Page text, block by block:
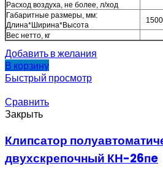
Расход воздуха, не более, л/ход
Габаритные размеры, мм:
Длина*Ширина*Высота
Вес нетто, кг
Добавить в желания
В корзину
Быстрый просмотр
Сравнить
Закрыть
Клипсатор
двухскрепочный КН-26пe